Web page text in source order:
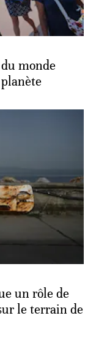
monde
un rôle de
le terrain de